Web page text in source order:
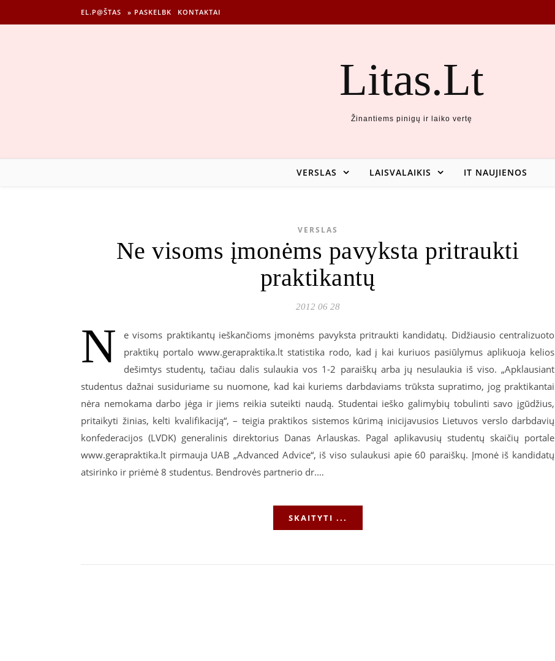
EL.P@ŠTAS » PASKELBK KONTAKTAI
Litas.Lt
Žinantiems pinigų ir laiko vertę
VERSLAS LAISVALAIKIS IT NAUJIENOS
VERSLAS
Ne visoms įmonėms pavyksta pritraukti
praktikantų
2012 06 28
N
e visoms praktikantų ieškančioms įmonėms pavyksta pritraukti kandidatų. Didžiausio centralizuoto
praktikų portalo www.gerapraktika.lt statistika rodo, kad į kai kuriuos pasiūlymus aplikuoja kelios
dešimtys studentų, tačiau dalis sulaukia vos 1-2 paraiškų arba jų nesulaukia iš viso. „Apklausiant
studentus dažnai susiduriame su nuomone, kad kai kuriems darbdaviams trūksta supratimo, jog praktikantai
nėra nemokama darbo jėga ir jiems reikia suteikti naudą. Studentai ieško galimybių tobulinti savo įgūdžius,
pritaikyti žinias, kelti kvalifikaciją“, – teigia praktikos sistemos kūrimą inicijavusios Lietuvos verslo darbdavių
konfederacijos (LVDK) generalinis direktorius Danas Arlauskas. Pagal aplikavusių studentų skaičių portale
www.gerapraktika.lt pirmauja UAB „Advanced Advice“, iš viso sulaukusi apie 60 paraiškų. Įmonė iš kandidatų
atsirinko ir priėmė 8 studentus. Bendrovės partnerio dr.…
SKAITYTI ...